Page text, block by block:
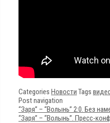
Categories Новости Tags
Post navigation
“Заря” – “Волынь” 2:0. Без
“Заря” – “Волынь”. Пресс-